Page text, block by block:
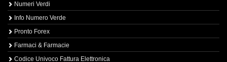
Numeri Verdi
Info Numero Verde
Pronto Forex
Farmaci & Farmacie
Codice Univoco Fattura Elettronica